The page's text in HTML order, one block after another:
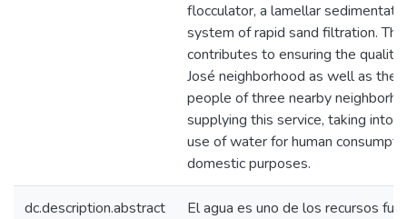
flocculator, a lamellar
system of rapid sand filtration.
contributes to ensuring the quality
José neighborhood as well as the
people of three nearby
supplying this service, taking into
use of water for human
domestic purposes.
dc.description.abstract
El agua es uno de los recursos